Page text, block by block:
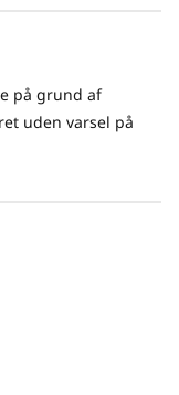
på grund af
uden varsel på